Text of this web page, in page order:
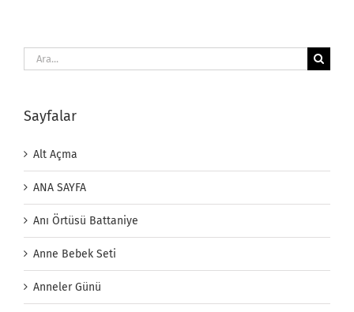
Ara:
Sayfalar
Alt Açma
ANA SAYFA
Anı Örtüsü Battaniye
Anne Bebek Seti
Anneler Günü